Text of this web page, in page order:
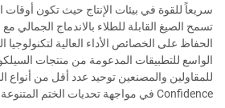
سريعاً للقوة في بيئات الإنتاج حيث تكون
تسمح الصيغ القابلة للطلاء بالاندماج الجمالي
الحفاظ على الخصائص الأداء العالية لتكنولوجيا
الواسع للتطبيقات المدعومة من منتجات
للمقاولين والمصنعين توحيد عدد أقل من أنواع
Confidence في مواجهة تحديات الختم المتنوعة عبر قطاعات سوق متعددة.